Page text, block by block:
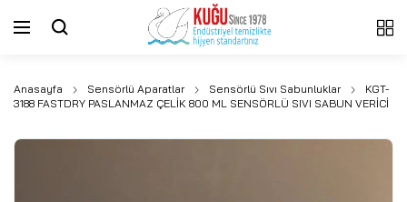
Anasayfa Sensörlü Aparatlar Sensörlü Sıvı Sabunluklar
KGT-
3188 FASTDRY PASLANMAZ ÇELİK 800 ML SENSÖRLÜ SIVI SABUN VERİCİ